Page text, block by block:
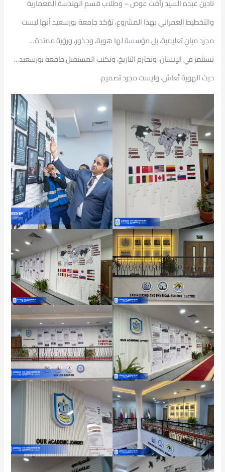
نادين عبده السيد رأفت عوض – وطلاب قسم الهندسة المعمارية
والتخطيط العمراني بهذا المشروع، تؤكد جامعة بورسعيد أنها ليست
مجرد مبانٍ تعليمية، بل مؤسسة لها هوية، وجذور، ورؤية ممتدة…
تستثمر في الإنسان، وتحترم التاريخ، وتكتب المستقبل.جامعة بورسعيد…
حيث الهوية تُعاش، وليست مجرد تصميم.